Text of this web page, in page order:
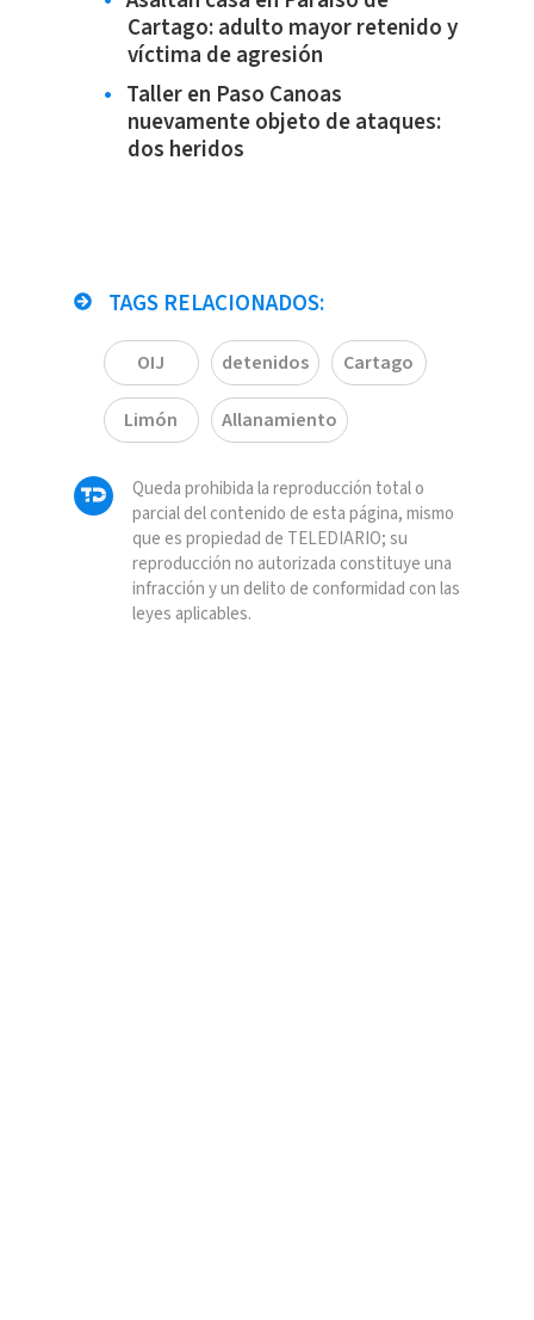
Cartago: adulto mayor retenido y
víctima de agresión
Taller en Paso Canoas
nuevamente objeto de ataques:
dos heridos
TAGS RELACIONADOS:
OIJ detenidos Cartago
Limón Allanamiento
Queda prohibida la reproducción total o
parcial del contenido de esta página, mismo
que es propiedad de TELEDIARIO; su
reproducción no autorizada constituye una
infracción y un delito de conformidad con las
leyes aplicables.